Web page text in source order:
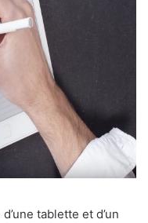
tablette et d’un